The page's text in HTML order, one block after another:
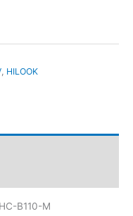
, HILOOK
B110-M